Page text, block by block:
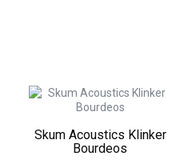
Skum Acoustics Klinker
Bourdeos